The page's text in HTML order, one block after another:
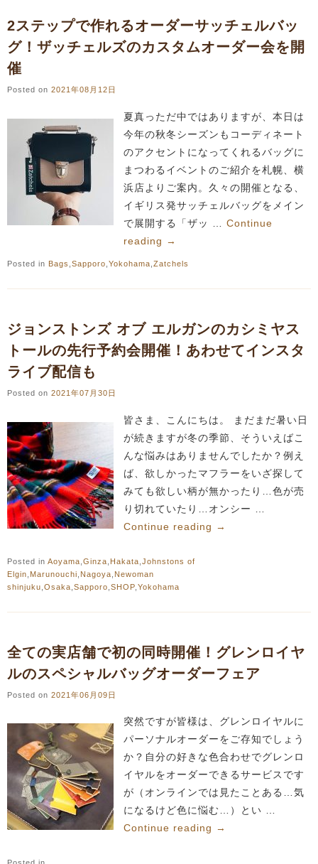
2ステップで作れるオーダーサッチェルバッ
グ！ザッチェルズのカスタムオーダー会を開
催
Posted on 2021年08月12日
夏真っただ中ではありますが、本日は
今年の秋冬シーズンもコーディネート
のアクセントになってくれるバッグに
まつわるイベントのご紹介を札幌、横
浜店よりご案内。久々の開催となる、
イギリス発サッチェルバッグをメイン
で展開する「ザッ … Continue
reading →
Posted in Bags Sapporo Yokohama Zatchels
ジョンストンズ オブ エルガンのカシミヤス
トールの先行予約会開催！あわせてインスタ
ライブ配信も
Posted on 2021年07月30日
皆さま、こんにちは。 まだまだ暑い日
が続きますが冬の季節、そういえばこ
んな悩みはありませんでしたか？例え
ば、欲しかったマフラーをいざ探して
みても欲しい柄が無かったり…色が売
り切れていたり…オンシー …
Continue reading →
Posted in Aoyama Ginza Hakata Johnstons of
Elgin Marunouchi Nagoya Newoman
shinjuku Osaka Sapporo SHOP Yokohama
全ての実店舗で初の同時開催！グレンロイヤ
ルのスペシャルバッグオーダーフェア
Posted on 2021年06月09日
突然ですが皆様は、グレンロイヤルに
パーソナルオーダーをご存知でしょう
か？自分の好きな色合わせでグレンロ
イヤルをオーダーできるサービスです
が（オンラインでは見たことある…気
になるけど色に悩む…）とい …
Continue reading →